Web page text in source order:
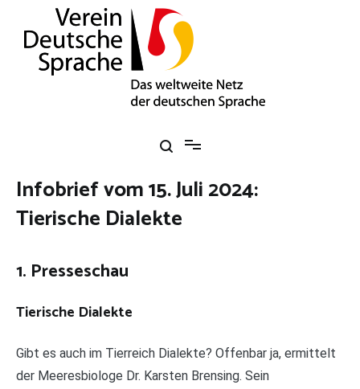
springen
Infobrief vom 15. Juli 2024:
Tierische Dialekte
1. Presseschau
Tierische Dialekte
Gibt es auch im Tierreich Dialekte? Offenbar ja, ermittelt
der Meeresbiologe Dr. Karsten Brensing. Sein